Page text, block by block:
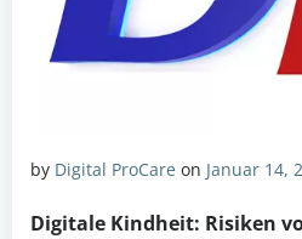
by Digital ProCare on Januar 14,
Digitale Kindheit: Risiken